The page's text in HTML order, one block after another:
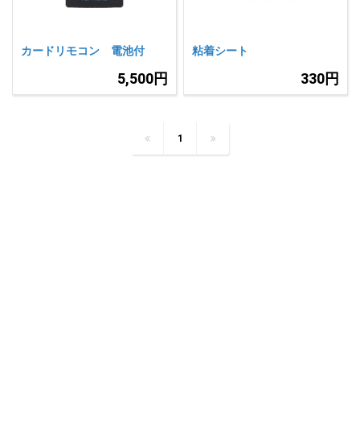
カードリモコン 電池付
5,500円
粘着シート
330円
1